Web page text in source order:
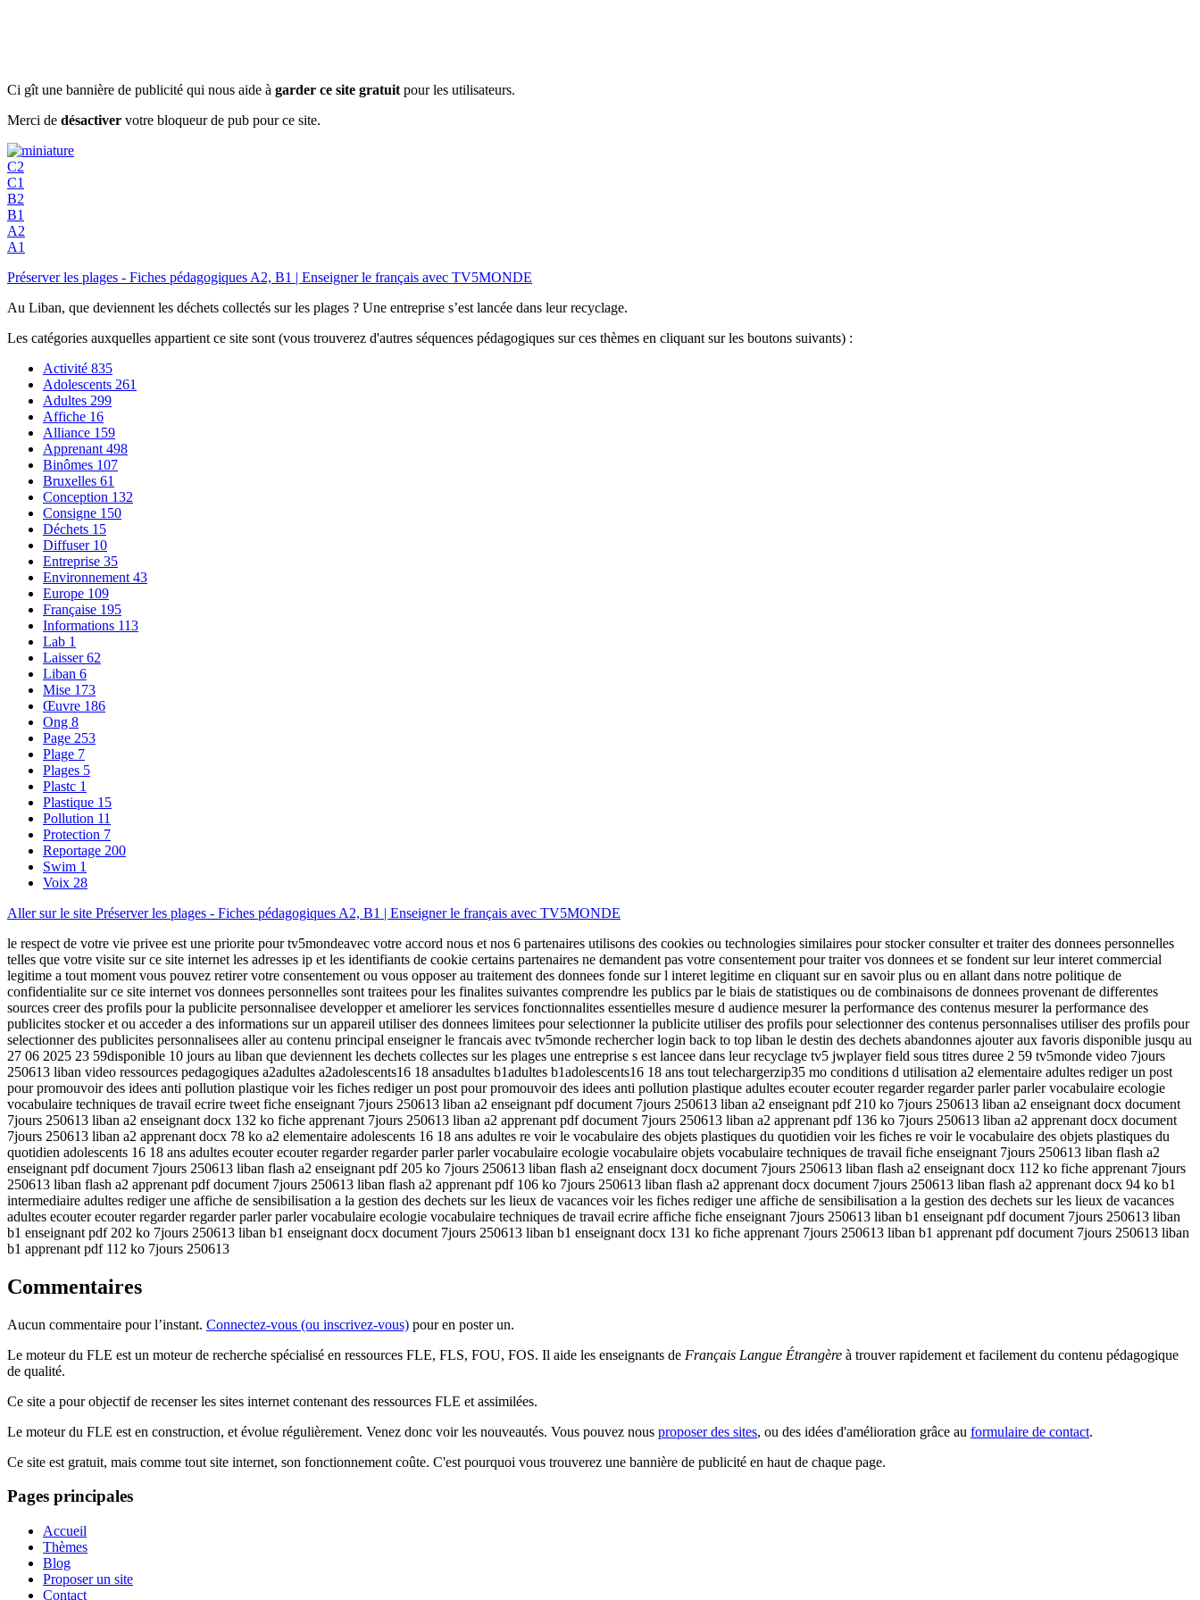
Ci gît une bannière de publicité qui nous aide à garder ce site gratuit pour les utilisateurs.
Merci de désactiver votre bloqueur de pub pour ce site.
C2
C1
B2
B1
A2
A1
Préserver les plages - Fiches pédagogiques A2, B1 | Enseigner le français avec TV5MONDE
Au Liban, que deviennent les déchets collectés sur les plages ? Une entreprise s’est lancée dans leur recyclage.
Les catégories auxquelles appartient ce site sont (vous trouverez d'autres séquences pédagogiques sur ces thèmes en cliquant sur les boutons suivants) :
Activité 835
Adolescents 261
Adultes 299
Affiche 16
Alliance 159
Apprenant 498
Binômes 107
Bruxelles 61
Conception 132
Consigne 150
Déchets 15
Diffuser 10
Entreprise 35
Environnement 43
Europe 109
Française 195
Informations 113
Lab 1
Laisser62
Liban 6
Mise 173
Œuvre 186
Ong 8
Page 253
Plage 7
Plages 5
Plastc 1
Plastique 15
Pollution 11
Protection 7
Reportage 200
Swim 1
Voix 28
Aller sur le site Préserver les plages - Fiches pédagogiques A2, B1 | Enseigner le français avec TV5MONDE
le respect de votre vie privee est une priorite pour tv5mondeavec votre accord nous et nos 6 partenaires utilisons des cookies ou technologies similaires pour stocker consulter et traiter des donnees personnelles
telles que votre visite sur ce site internet les adresses ip et les identifiants de cookie certains partenaires ne demandent pas votre consentement pour traiter vos donnees et se fondent sur leur interet commercial
legitime a tout moment vous pouvez retirer votre consentement ou vous opposer au traitement des donnees fonde sur l interet legitime en cliquant sur en savoir plus ou en allant dans notre politique de
confidentialite sur ce site internet vos donnees personnelles sont traitees pour les finalites suivantes comprendre les publics par le biais de statistiques ou de combinaisons de donnees provenant de differentes
sources creer des profils pour la publicite personnalisee developper et ameliorer les services fonctionnalites essentielles mesure d audience mesurer la performance des contenus mesurer la performance des
publicites stocker et ou acceder a des informations sur un appareil utiliser des donnees limitees pour selectionner la publicite utiliser des profils pour selectionner des contenus personnalises utiliser des profils pour
selectionner des publicites personnalisees aller au contenu principal enseigner le francais avec tv5monde rechercher login back to top liban le destin des dechets abandonnes ajouter aux favoris disponible jusqu au
27 06 2025 23 59disponible 10 jours au liban que deviennent les dechets collectes sur les plages une entreprise s est lancee dans leur recyclage tv5 jwplayer field sous titres duree 2 59 tv5monde video 7jours
250613 liban video ressources pedagogiques a2adultes a2adolescents16 18 ansadultes b1adultes b1adolescents16 18 ans tout telechargerzip35 mo conditions d utilisation a2 elementaire adultes rediger un post
pour promouvoir des idees anti pollution plastique voir les fiches rediger un post pour promouvoir des idees anti pollution plastique adultes ecouter ecouter regarder regarder parler parler vocabulaire ecologie
vocabulaire techniques de travail ecrire tweet fiche enseignant 7jours 250613 liban a2 enseignant pdf document 7jours 250613 liban a2 enseignant pdf 210 ko 7jours 250613 liban a2 enseignant docx document
7jours 250613 liban a2 enseignant docx 132 ko fiche apprenant 7jours 250613 liban a2 apprenant pdf document 7jours 250613 liban a2 apprenant pdf 136 ko 7jours 250613 liban a2 apprenant docx document
7jours 250613 liban a2 apprenant docx 78 ko a2 elementaire adolescents 16 18 ans adultes re voir le vocabulaire des objets plastiques du quotidien voir les fiches re voir le vocabulaire des objets plastiques du
quotidien adolescents 16 18 ans adultes ecouter ecouter regarder regarder parler parler vocabulaire ecologie vocabulaire objets vocabulaire techniques de travail fiche enseignant 7jours 250613 liban flash a2
enseignant pdf document 7jours 250613 liban flash a2 enseignant pdf 205 ko 7jours 250613 liban flash a2 enseignant docx document 7jours 250613 liban flash a2 enseignant docx 112 ko fiche apprenant 7jours
250613 liban flash a2 apprenant pdf document 7jours 250613 liban flash a2 apprenant pdf 106 ko 7jours 250613 liban flash a2 apprenant docx document 7jours 250613 liban flash a2 apprenant docx 94 ko b1
intermediaire adultes rediger une affiche de sensibilisation a la gestion des dechets sur les lieux de vacances voir les fiches rediger une affiche de sensibilisation a la gestion des dechets sur les lieux de vacances
adultes ecouter ecouter regarder regarder parler parler vocabulaire ecologie vocabulaire techniques de travail ecrire affiche fiche enseignant 7jours 250613 liban b1 enseignant pdf document 7jours 250613 liban
b1 enseignant pdf 202 ko 7jours 250613 liban b1 enseignant docx document 7jours 250613 liban b1 enseignant docx 131 ko fiche apprenant 7jours 250613 liban b1 apprenant pdf document 7jours 250613 liban
b1 apprenant pdf 112 ko 7jours 250613
Commentaires
Aucun commentaire pour l’instant. Connectez-vous (ou inscrivez-vous) pour en poster un.
Le moteur du FLE est un moteur de recherche spécialisé en ressources FLE, FLS, FOU, FOS. Il aide les enseignants de Français Langue Étrangère à trouver rapidement et facilement du contenu pédagogique
de qualité.
Ce site a pour objectif de recenser les sites internet contenant des ressources FLE et assimilées.
Le moteur du FLE est en construction, et évolue régulièrement. Venez donc voir les nouveautés. Vous pouvez nous proposer des sites, ou des idées d'amélioration grâce au formulaire de contact.
Ce site est gratuit, mais comme tout site internet, son fonctionnement coûte. C'est pourquoi vous trouverez une bannière de publicité en haut de chaque page.
Pages principales
Accueil
Thèmes
Blog
Proposer un site
Contact